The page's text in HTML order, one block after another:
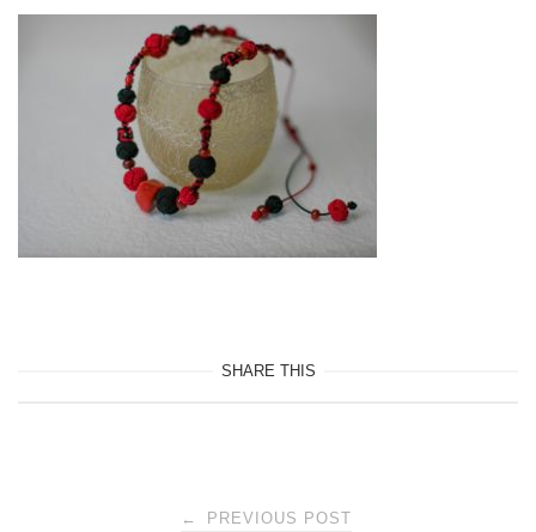
SHARE THIS
← PREVIOUS POST